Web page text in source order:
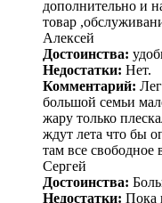
дополнительно и
товар
Алексей
Достоинства:
Недостатки: Нет.
Комментарий:
большой семьи
жару только
ждут лета что бы
там все свободное
Сергей
Достоинства:
Недостатки: Пока